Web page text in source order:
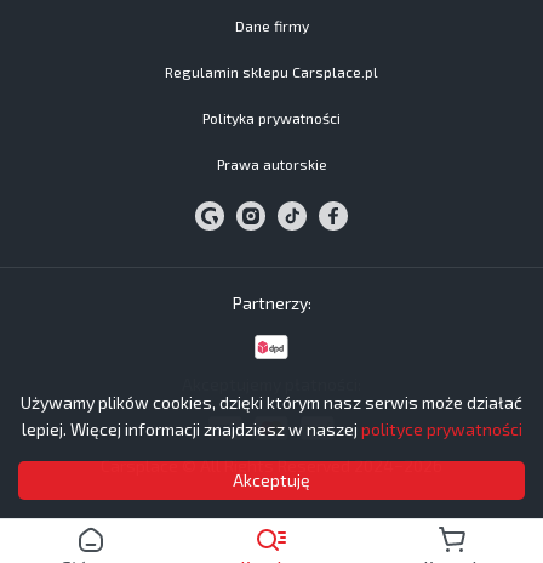
Używamy plików cookies, dzięki którym nasz serwis może działać
lepiej. Więcej informacji znajdziesz w naszej polityce prywatności
Akceptuję
Dane firmy
Regulamin sklepu Carsplace.pl
Polityka prywatności
Prawa autorskie
Carsplace © All Rights Reserved 2024−2026
Partnerzy: